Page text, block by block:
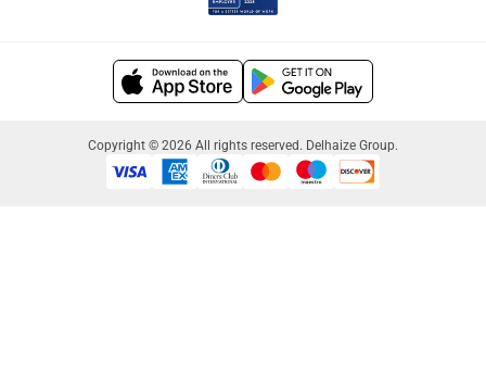
Copyright © 2026 All rights reserved. Delhaize Group.